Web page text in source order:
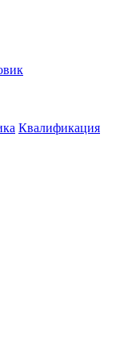
Квалификация